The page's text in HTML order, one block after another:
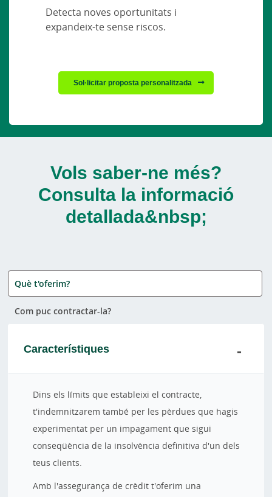
Detecta noves oportunitats i
expandeix-te sense riscos.
Sol·licitar proposta personalitzada
Vols saber-ne més?
Consulta la informació
detallada&nbsp;
Què t'oferim?
Com puc contractar-la?
Característiques
Dins els límits que estableixi el contracte,
t'indemnitzarem també per les pèrdues que hagis
experimentat per un impagament que sigui
conseqüència de la insolvència definitiva d'un dels
teus clients.
Amb l'assegurança de crèdit t'oferim una